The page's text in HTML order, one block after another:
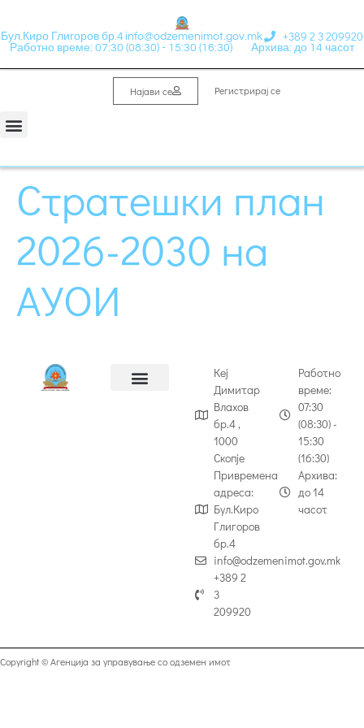
Бул.Киро Глигоров бр.4 info@odzemenimot.gov.mk +389 2 3 209920
Работно време: 07:30 (08:30) - 15:30 (16:30) Архива: до 14 часот
Најави се Регистрирај се
Стратешки план
2026-2030 на
АУОИ
Кеј
Димитар
Влахов
бр.4 ,
1000
Скопје
Привремена
адреса:
Бул.Киро
Глигоров
бр.4
info@odzemenimot.gov.mk
+389 2
3
209920
Работно
време:
07:30
(08:30) -
15:30
(16:30)
Архива:
до 14
часот
Copyright © Агенција за управување со одземен имот